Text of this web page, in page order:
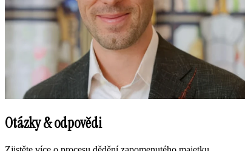
Otázky & odpovědi